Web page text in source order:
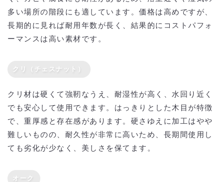
多い場所の階段にも適しています。価格は高めですが、
長期的に見れば耐用年数が長く、結果的にコストパフォ
ーマンスは高い素材です。
クリ（チェスナット）
クリ材は硬くて強靭なうえ、耐湿性が高く、水回り近く
でも安心して使用できます。はっきりとした木目が特徴
で、重厚感と存在感があります。硬さゆえに加工はやや
難しいものの、耐久性が非常に高いため、長期間使用し
ても劣化が少なく、美しさを保てます。
オーク